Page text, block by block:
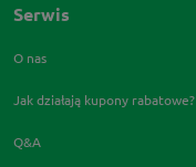
Serwis
O nas
Jak działają kupony rabatowe?
Q&A